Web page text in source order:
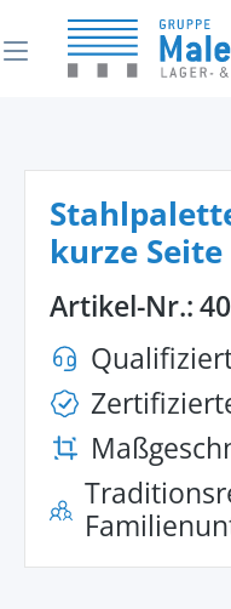
springen
kurze
Artikel-Nr.: